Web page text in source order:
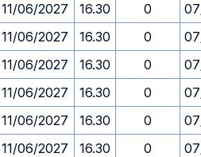
11/06/2027 16.30 0
11/06/2027 16.30 0
11/06/2027 16.30 0
11/06/2027 16.30 0
11/06/2027 16.30 0
11/06/2027 16.30 0